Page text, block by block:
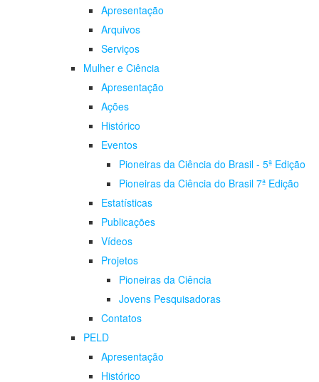
Apresentação
Arquivos
Serviços
Mulher e Ciência
Apresentação
Ações
Histórico
Eventos
Pioneiras da Ciência do Brasil - 5ª Edição
Pioneiras da Ciência do Brasil 7ª Edição
Estatísticas
Publicações
Vídeos
Projetos
Pioneiras da Ciência
Jovens Pesquisadoras
Contatos
PELD
Apresentação
Histórico